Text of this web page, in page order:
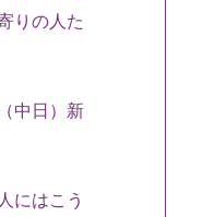
りの人た
中日）新
にはこう